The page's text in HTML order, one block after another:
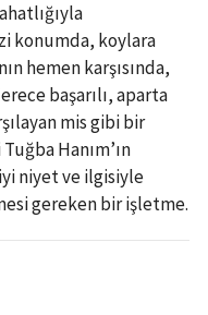
konumda, koylara
hemen karşısında,
başarılı, aparta
mis gibi bir
Hanım’ın
niyet ve ilgisiyle
gereken bir işletme.